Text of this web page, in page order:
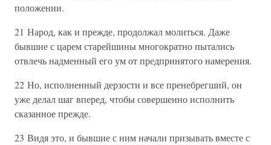
положении.
21 Народ, как и прежде, продолжал молиться. Даже
бывшие с царем старейшины многократно пытались
отвлечь надменный его ум от предпринятого намерения.
22 Но, исполненный дерзости и все пренебрегший, он
уже делал шаг вперед, чтобы совершенно исполнить
сказанное прежде.
23 Видя это, и бывшие с ним начали призывать вместе с